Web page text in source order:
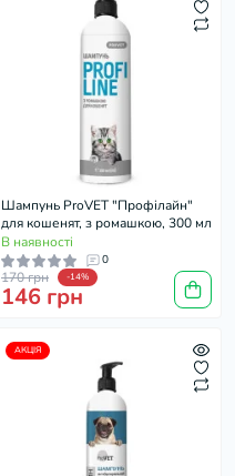
Шампунь ProVET "Профілайн"
для кошенят, з ромашкою, 300 мл
В наявності
0
170 грн -14%
146 грн
АКЦІЯ